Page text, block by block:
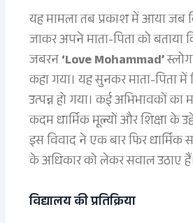
यह मामला तब प्रकाश में आया जब
जाकर अपने माता-पिता को बताया
जबरन‘Love Mohammad’
कहा गया। यह सुनकर माता-पिता
उत्पन्न हो गया। कई अभिभावकों का
कदम धार्मिक मूल्यों और शिक्षा के
इस विवाद ने एक बार फिर धार्मिक
के अधिकार को लेकर सवाल उठाए हैं।
विद्यालय की प्रतिक्रिया